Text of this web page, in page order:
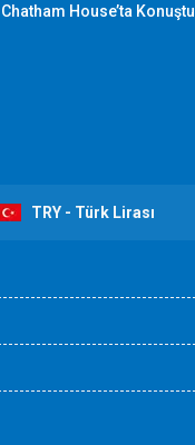
Chatham House’ta Konuştu
TRY - Türk Lirası